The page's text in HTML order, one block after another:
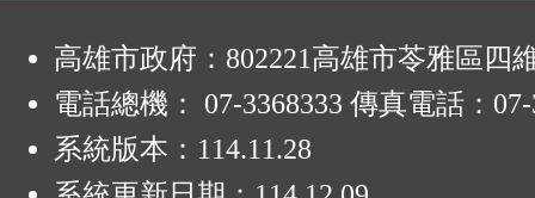
高雄市政府：802221高雄市苓雅區四
電話總機： 07-3368333 傳真電話：07-
系統版本： 114.11.28